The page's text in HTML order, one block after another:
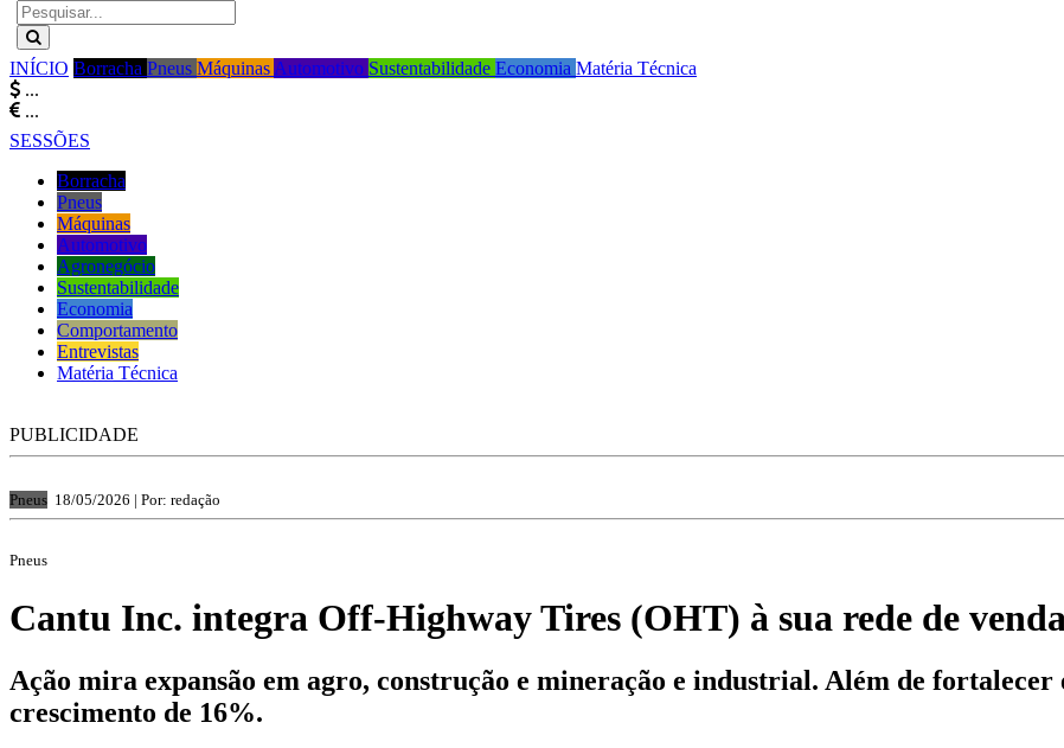
INÍCIO Borracha Pneus Máquinas Automotivo Sustentabilidade Economia Matéria Técnica
...
...
SESSÕES
Borracha
Pneus
Máquinas
Automotivo
Agronegócio
Sustentabilidade
Economia
Comportamento
Entrevistas
Matéria Técnica
PUBLICIDADE
Pneus 18/05/2026 | Por: redação
Pneus
Cantu Inc. integra Off-Highway Tires (OHT) à sua rede de
Ação mira expansão em agro, construção e mineração e industrial. Além de
crescimento de 16%.